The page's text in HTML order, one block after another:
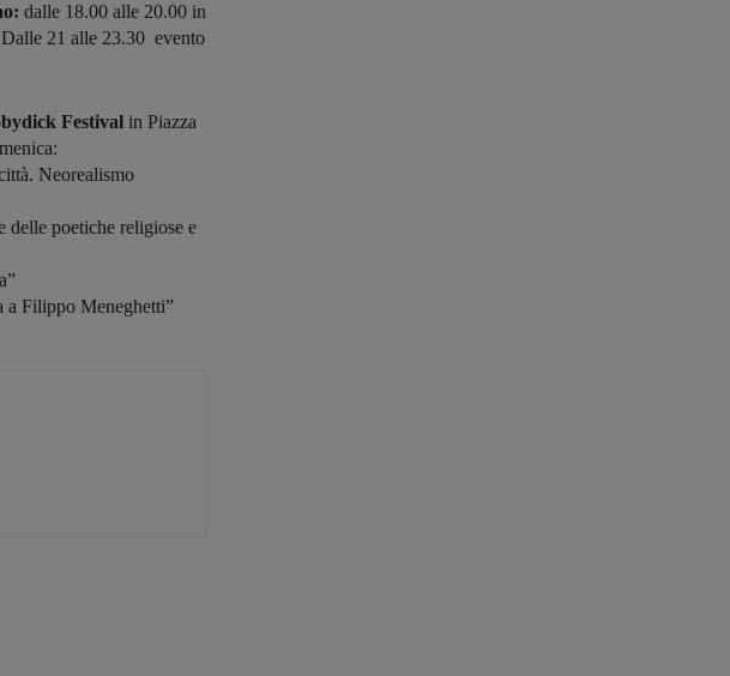
dalle 18.00 alle 20.00 in
21 alle 23.30 evento
Festival in Piazza
Neorealismo
delle poetiche religiose e
a Filippo Meneghetti”